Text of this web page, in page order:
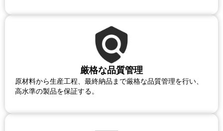
厳格な品質管理
原材料から生産工程、最終納品まで厳格な品質管理を行い、
高水準の製品を保証する。